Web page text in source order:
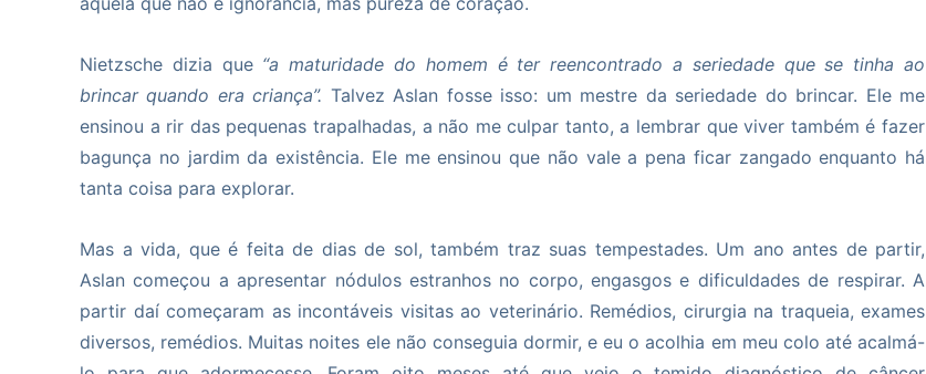
Nietzsche dizia que “a maturidade do homem é ter reencontrado a seriedade que se tinha ao
brincar quando era criança”. Talvez Aslan fosse isso: um mestre da seriedade do brincar. Ele me
ensinou a rir das pequenas trapalhadas, a não me culpar tanto, a lembrar que viver também é fazer
bagunça no jardim da existência. Ele me ensinou que não vale a pena ficar zangado enquanto há
tanta coisa para explorar.
Mas a vida, que é feita de dias de sol, também traz suas tempestades. Um ano antes de partir,
Aslan começou a apresentar nódulos estranhos no corpo, engasgos e dificuldades de respirar. A
partir daí começaram as incontáveis visitas ao veterinário. Remédios, cirurgia na traqueia, exames
diversos, remédios. Muitas noites ele não conseguia dormir, e eu o acolhia em meu colo até acalmá-